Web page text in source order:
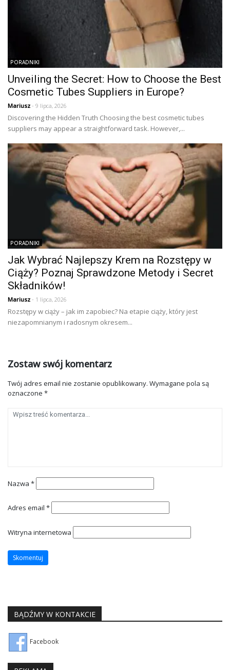
PORADNIKI
Unveiling the Secret: How to Choose the Best
Cosmetic Tubes Suppliers in Europe?
Mariusz - 9 lipca, 2026
Discovering the Hidden Truth Choosing the best cosmetic tubes
suppliers may appear a straightforward task. However,...
PORADNIKI
Jak Wybrać Najlepszy Krem na Rozstępy w
Ciąży? Poznaj Sprawdzone Metody i Secret
Składników!
Mariusz - 1 lipca, 2026
Rozstępy w ciąży – jak im zapobiec? Na etapie ciąży, który jest
niezapomnianym i radosnym okresem...
Zostaw swój komentarz
Twój adres email nie zostanie opublikowany. Wymagane pola są
oznaczone *
Nazwa *
Adres email *
Witryna internetowa
BĄDŹMY W KONTAKCIE
Facebook